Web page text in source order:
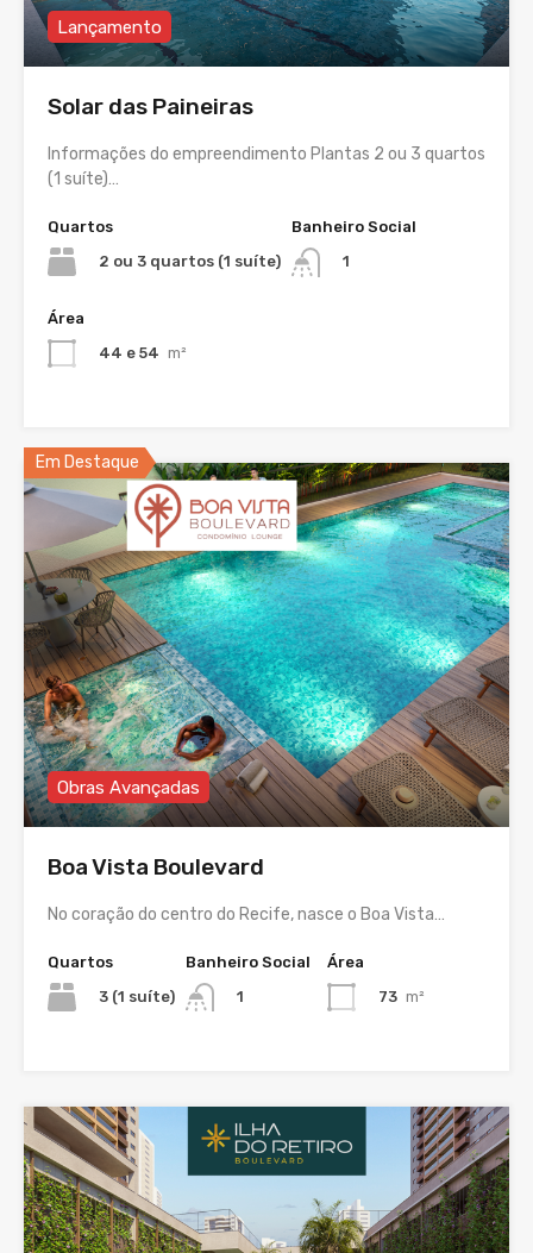
Lançamento
Solar das Paineiras
Informações do empreendimento Plantas 2 ou 3 quartos
(1 suíte)…
Quartos
2 ou 3 quartos (1 suíte)
Banheiro Social
1
Área
44 e 54 m²
Em Destaque
Obras Avançadas
Boa Vista Boulevard
No coração do centro do Recife, nasce o Boa Vista…
Quartos
3 (1 suíte)
Banheiro Social
1
Área
73 m²